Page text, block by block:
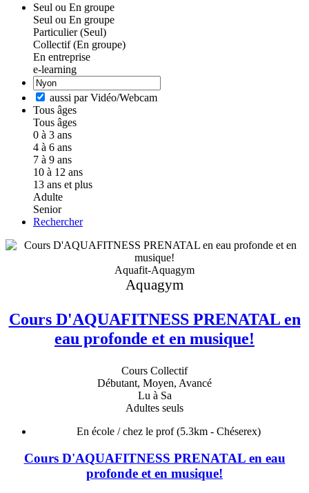
Seul ou En groupe
Seul ou En groupe
Particulier (Seul)
Collectif (En groupe)
En entreprise
e-learning
aussi par Vidéo/Webcam
Tous âges
Tous âges
0 à 3 ans
4 à 6 ans
7 à 9 ans
10 à 12 ans
13 ans et plus
Adulte
Senior
Rechercher
Aquafit-Aquagym
Aquagym
Cours D'AQUAFITNESS PRENATAL en
eau profonde et en musique!
Cours Collectif
Débutant, Moyen, Avancé
Lu à Sa
Adultes seuls
En école / chez le prof(5.3km - Chéserex)
Cours D'AQUAFITNESS PRENATAL en eau
profonde et en musique!